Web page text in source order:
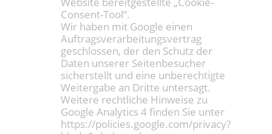
Consent-Tool“.
Wir haben mit Google einen
Auftragsverarbeitungsvertrag
geschlossen, der den Schutz der
Daten unserer Seitenbesucher
sicherstellt und eine unberechtigte
Weitergabe an Dritte untersagt.
Weitere rechtliche Hinweise zu
Google Analytics 4 finden Sie unter
https://policies.google.com/privacy?